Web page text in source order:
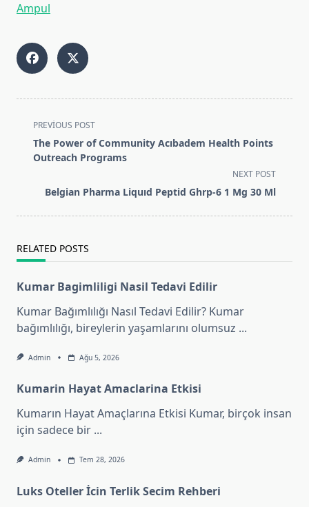
Ampul
<span
class="nav-
subtitle
reader-
PREVIOUS POST
The Power of Community Acıbadem Health Points
Outreach Programs
NEXT POST
Belgian Pharma Liquıd Peptid Ghrp-6 1 Mg 30 Ml
RELATED POSTS
Kumar Bagimliligi Nasil Tedavi Edilir
Kumar Bağımlılığı Nasıl Tedavi Edilir? Kumar
bağımlılığı, bireylerin yaşamlarını olumsuz ...
Admin Ağu 5, 2026
Kumarin Hayat Amaclarina Etkisi
Kumarın Hayat Amaçlarına Etkisi Kumar, birçok insan
için sadece bir ...
Admin Tem 28, 2026
Luks Oteller İcin Terlik Secim Rehberi